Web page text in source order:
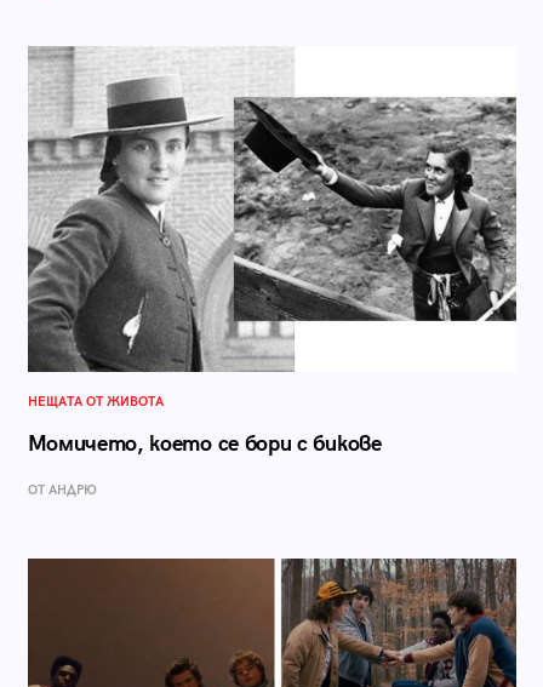
НЕЩАТА ОТ ЖИВОТА
Момичето, което се бори с бикове
ОТ АНДРЮ